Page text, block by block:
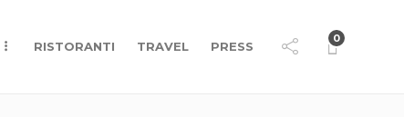
RISTORANTI TRAVEL PRESS
0